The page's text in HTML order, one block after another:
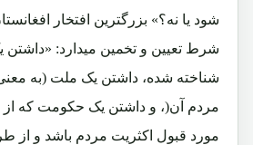
شود یا نه؟» بزرگترین افتخار
شرط تعیین و تخمین میدارد: «داشتن
شناخته شده، داشتن یک ملت (به
مردم آن(، و داشتن یک حکومت که از
مورد قبول اکثریت مردم باشد و از